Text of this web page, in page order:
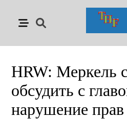
HRW: Меркель
обсудить с
нарушение прав